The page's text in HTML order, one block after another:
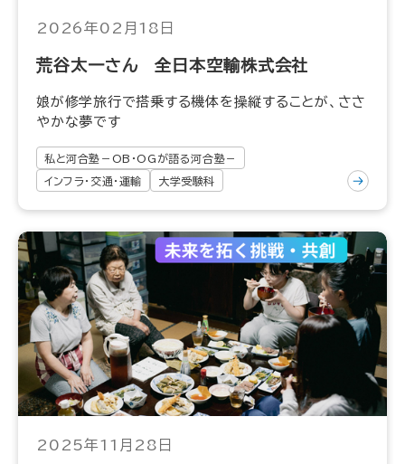
2026年02月18日
荒谷太一さん 全日本空輸株式会社
娘が修学旅行で搭乗する機体を操縦することが、ささ
やかな夢です
私と河合塾－OB・OGが語る河合塾－
インフラ・交通・運輸 大学受験科
2025年11月28日